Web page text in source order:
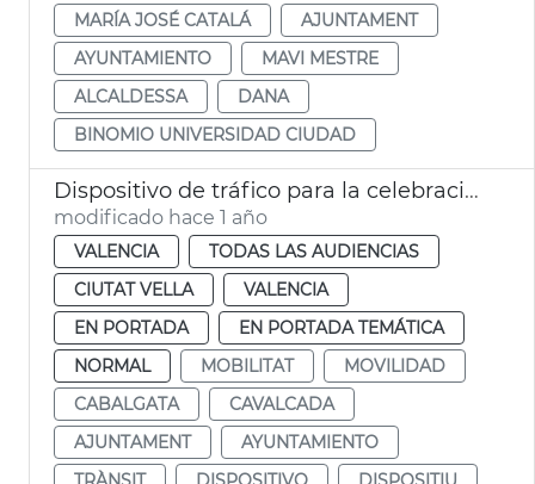
MARÍA JOSÉ CATALÁ
AJUNTAMENT
AYUNTAMIENTO
MAVI MESTRE
ALCALDESSA
DANA
BINOMIO UNIVERSIDAD CIUDAD
Dispositivo de tráfico para la celebración del Año Nuevo Chino
modificado hace 1 año
VALENCIA
TODAS LAS AUDIENCIAS
CIUTAT VELLA
VALENCIA
EN PORTADA
EN PORTADA TEMÁTICA
NORMAL
MOBILITAT
MOVILIDAD
CABALGATA
CAVALCADA
AJUNTAMENT
AYUNTAMIENTO